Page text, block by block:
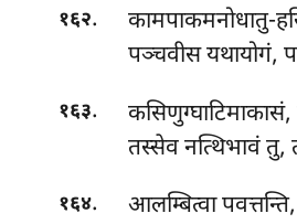
१६२.
कामपाकमनोधातु-
पञ्चवीस यथायोगं,
१६३.
तस्सेव नत्थिभावं तु,
१६४.
आलम्बित्वा